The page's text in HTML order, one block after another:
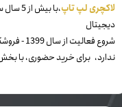
​لاکچری لپ تاپ
،با
دیجیتال
شروع
ندارد، برای خرید حضوری، با